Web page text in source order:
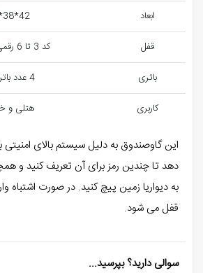
ابعاد
42*38*20
قفل
کد 3 تا 6 رقمی و کارت
باتری
4 عدد باتری آ آ
کاربری
هتلی و
این گاوصندوق به دلیل سیستم بالای امنیتی
دهد تا چندین رمز برای آن تعریف کنید و
به دیواریا زمین پیچ کنید. در صورت اشتباه
قفل می شود.
سوالی دارید؟ بپرسید...